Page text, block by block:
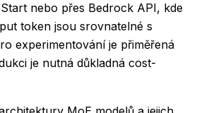
nebo přes Bedrock API, kde
token jsou srovnatelné s
experimentování je přiměřená
je nutná důkladná cost-